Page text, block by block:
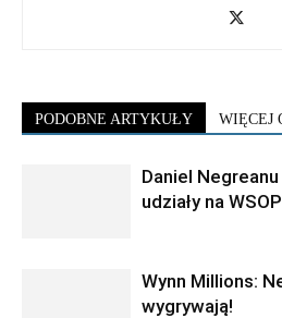
PODOBNE ARTYKUŁY WIĘCEJ
Daniel
udziały na WSOP
Wynn Millions:
wygrywają!